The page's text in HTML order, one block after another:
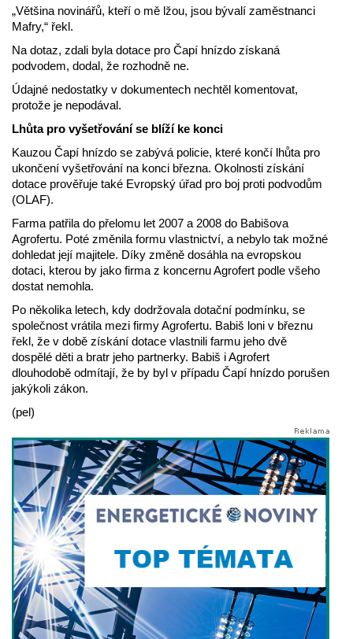
„Většina novinářů, kteří o mě lžou, jsou bývalí zaměstnanci
Mafry,“ řekl.
Na dotaz, zdali byla dotace pro Čapí hnízdo získaná
podvodem, dodal, že rozhodně ne.
Údajné nedostatky v dokumentech nechtěl komentovat,
protože je nepodával.
Lhůta pro vyšetřování se blíží ke konci
Kauzou Čapí hnízdo se zabývá policie, které končí lhůta pro
ukončení vyšetřování na konci března. Okolnosti získání
dotace prověřuje také Evropský úřad pro boj proti podvodům
(OLAF).
Farma patřila do přelomu let 2007 a 2008 do Babišova
Agrofertu. Poté změnila formu vlastnictví, a nebylo tak možné
dohledat její majitele. Díky změně dosáhla na evropskou
dotaci, kterou by jako firma z koncernu Agrofert podle všeho
dostat nemohla.
Po několika letech, kdy dodržovala dotační podmínku, se
společnost vrátila mezi firmy Agrofertu. Babiš loni v březnu
řekl, že v době získání dotace vlastnili farmu jeho dvě
dospělé děti a bratr jeho partnerky. Babiš i Agrofert
dlouhodobě odmítají, že by byl v případu Čapí hnízdo porušen
jakýkoli zákon.
(pel)